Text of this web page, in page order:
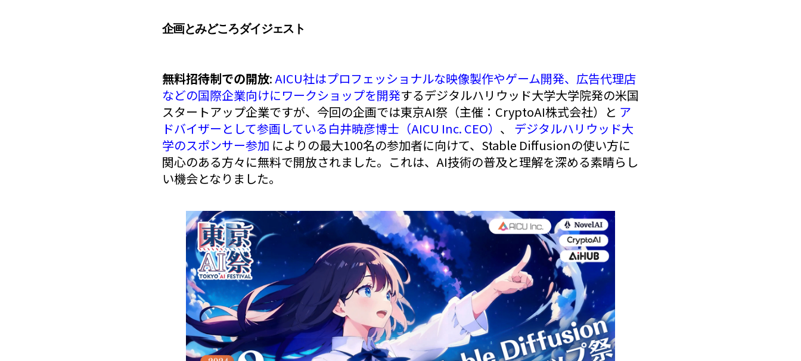
企画とみどころダイジェスト
無料招待制での開放:AICU社はプロフェッショナルな映像製作やゲーム開発、広告代理店
などの国際企業向けにワークショップを開発するデジタルハリウッド大学大学院発の米国
スタートアップ企業ですが、今回の企画では東京AI祭（主催：CryptoAI株式会社）と ア
ドバイザーとして参画している白井暁彦博士（AICU Inc. CEO） 、 デジタルハリウッド大
学のスポンサー参加 によりの最大100名の参加者に向けて、Stable Diffusionの使い方に
関心のある方々に無料で開放されました。これは、AI技術の普及と理解を深める素晴らし
い機会となりました。